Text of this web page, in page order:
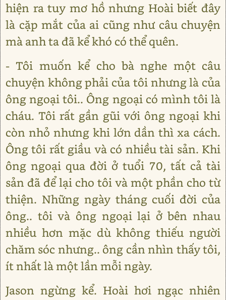
hiện ra tuy mơ hồ nhưng Hoài biết đây
là cặp mắt của ai cũng như câu chuyện
mà anh ta đã kể khó có thể quên.
- Tôi muốn kể cho bà nghe một câu
chuyện không phải của tôi nhưng là của
ông ngoại tôi.. Ông ngoại có mình tôi là
cháu. Tôi rất gần gũi với ông ngoại khi
còn nhỏ nhưng khi lớn dần thì xa cách.
Ông tôi rất giầu và có nhiều tài sản. Khi
ông ngoại qua đời ở tuổi 70, tất cả tài
sản đã để lại cho tôi và một phần cho từ
thiện. Những ngày tháng cuối đời của
ông.. tôi và ông ngoại lại ở bên nhau
nhiều hơn mặc dù không thiếu người
chăm sóc nhưng.. ông cần nhìn thấy tôi,
ít nhất là một lần mỗi ngày.
Jason ngừng kể. Hoài hơi ngạc nhiên